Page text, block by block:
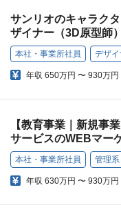
サンリオのキャラク
ザイナー（3D原型師
本社・事業所社員 デザ
年収 650万円 〜 930万円
【教育事業｜新規事
サービスのWEBマー
本社・事業所社員 管理
年収 630万円 〜 930万円